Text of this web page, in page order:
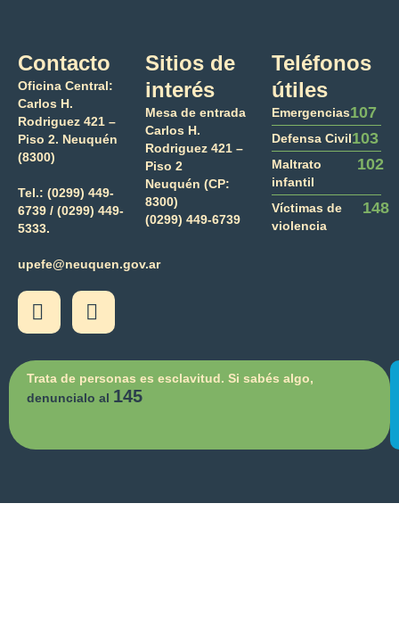
Contacto
Oficina Central:
Carlos H.
Rodriguez 421 –
Piso 2. Neuquén
(8300)
Tel.: (0299) 449-
6739 / (0299) 449-
5333.
upefe@neuquen.gov.ar
Sitios de
interés
Mesa de entrada
Carlos H.
Rodriguez 421 –
Piso 2
Neuquén (CP:
8300)
(0299) 449-6739
Teléfonos
útiles
Emergencias107
Defensa Civil103
Maltrato
infantil
102
Víctimas de
violencia
148
Trata de personas es esclavitud. Si sabés algo,
denuncialo al 145